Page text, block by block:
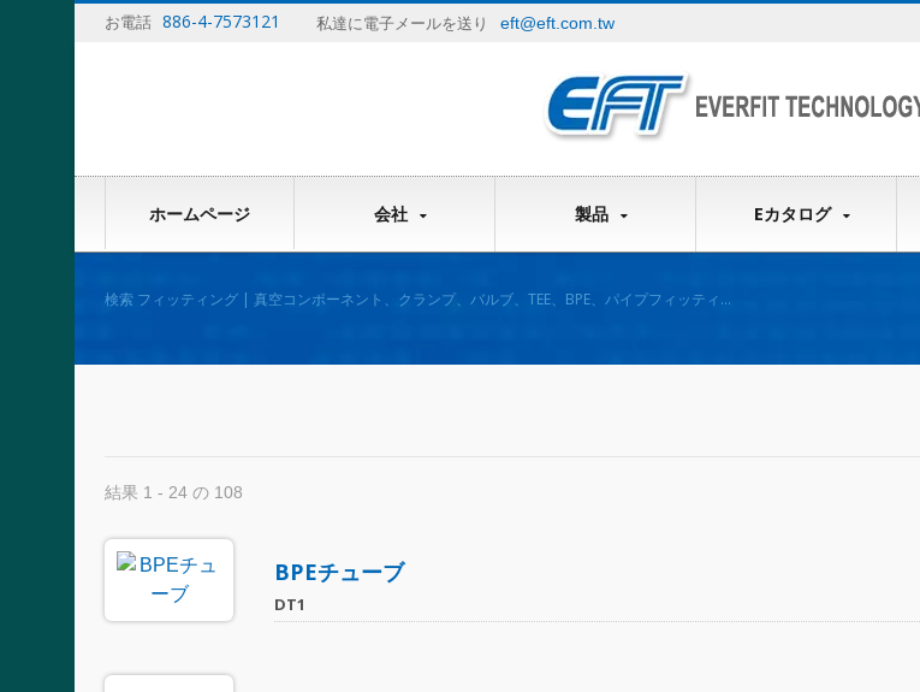
お電話 886-4-7573121 私達に電子メールを送り eft@eft.com.tw
ホームページ 会社 製品 Eカタログ
検索 フィッティング | 真空コンポーネント、クランプ、バルブ、TEE、BPE、パイプフィッティン
結果 1 - 24 の 108
BPEチューブ
DT1